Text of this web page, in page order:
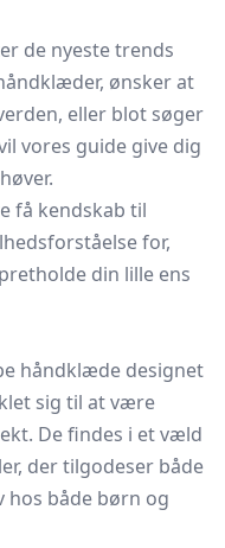
de nyeste trends
ønsker at
eller blot søger
vores guide give dig
få kendskab til
for,
din lille ens
håndklæde designet
sig til at være
De findes i et væld
der tilgodeser både
hos både børn og